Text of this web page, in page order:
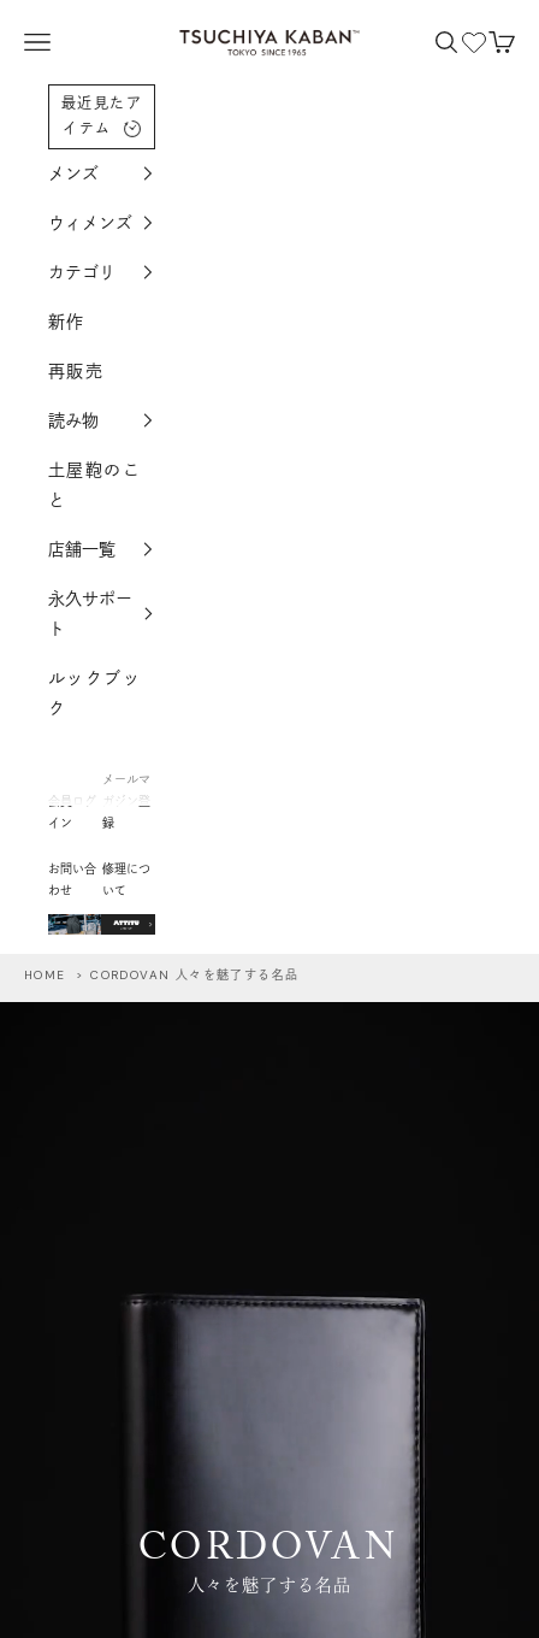
土屋鞄製造所
メニューを開く 検索を開く
カー
最近見たア
イテム
メンズ
ウィメンズ
カテゴリ
新作
再販売
読み物
土屋鞄のこ
と
店舗一覧
永久サポー
ト
ルックブッ
ク
会員ログ
イン
メールマ
ガジン登
録
お問い合
わせ
修理につ
いて
HOME > CORDOVAN 人々を魅了する名品
CORDOVAN
人々を魅了する名品